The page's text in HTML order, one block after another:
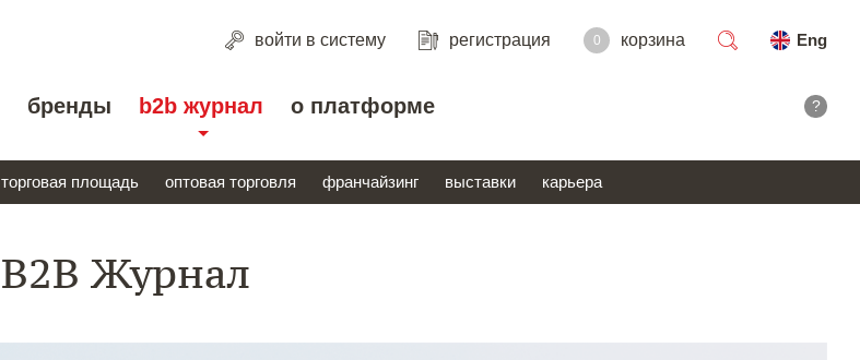
войти в систему регистрация 0 корзина
Eng
бренды b2b журнал о платформе ?
торговая площадь оптовая торговля франчайзинг выставки карьера
B2B Журнал